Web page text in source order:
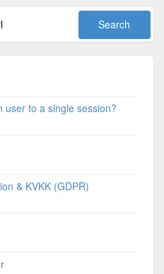
user to a single session?
& KVKK (GDPR)